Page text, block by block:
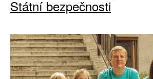
Státní bezpečnosti